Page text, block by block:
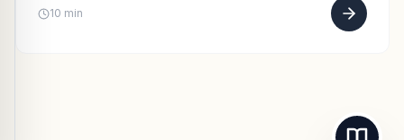
10 min